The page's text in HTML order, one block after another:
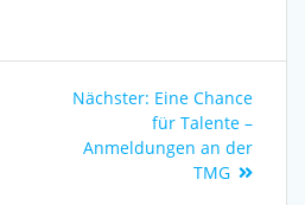
Nächster: Eine Chance
für Talente –
Anmeldungen an der
TMG